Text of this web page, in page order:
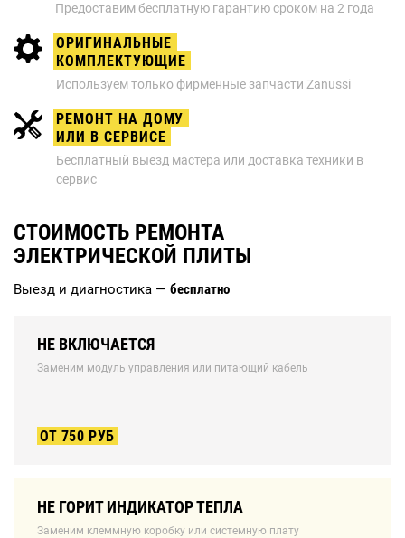
Предоставим бесплатную гарантию сроком на 2 года
ОРИГИНАЛЬНЫЕ
КОМПЛЕКТУЮЩИЕ
Используем только фирменные запчасти Zanussi
РЕМОНТ НА ДОМУ
ИЛИ В СЕРВИСЕ
Бесплатный выезд мастера или доставка техники в
сервис
СТОИМОСТЬ РЕМОНТА
ЭЛЕКТРИЧЕСКОЙ ПЛИТЫ
Выезд и диагностика — бесплатно
НЕ ВКЛЮЧАЕТСЯ
Заменим модуль управления или питающий кабель
ОТ 750 РУБ
НЕ ГОРИТ ИНДИКАТОР ТЕПЛА
Заменим клеммную коробку или системную плату